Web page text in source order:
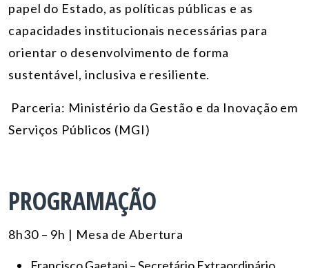
papel do Estado, as políticas públicas e as
capacidades institucionais necessárias para
orientar o desenvolvimento de forma
sustentável, inclusiva e resiliente.
Parceria: Ministério da Gestão e da Inovação em
Serviços Públicos (MGI)
PROGRAMAÇÃO
8h30 – 9h | Mesa de Abertura